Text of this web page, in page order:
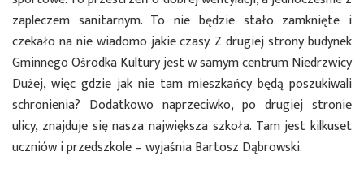
zapleczem sanitarnym. To nie będzie stało zamknięte i
czekało na nie wiadomo jakie czasy. Z drugiej strony budynek
Gminnego Ośrodka Kultury jest w samym centrum Niedrzwicy
Dużej, więc gdzie jak nie tam mieszkańcy będą poszukiwali
schronienia? Dodatkowo naprzeciwko, po drugiej stronie
ulicy, znajduje się nasza największa szkoła. Tam jest kilkuset
uczniów i przedszkole – wyjaśnia Bartosz Dąbrowski.